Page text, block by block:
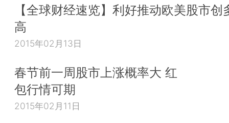
【全球财经速览】利好推动欧美股市创
高
2015年02月13日
春节前一周股市上涨概率大 红
包行情可期
2015年02月11日